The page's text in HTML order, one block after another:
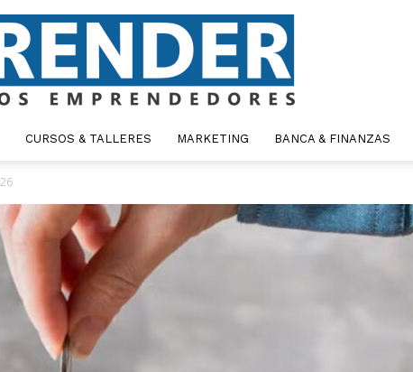
CURSOS & TALLERES MARKETING BANCA & FINANZAS